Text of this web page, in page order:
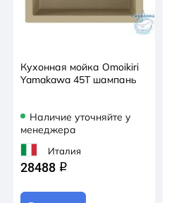
Кухонная мойка Omoikiri
Yamakawa 45T шампань
Наличие уточняйте у
менеджера
Италия
28488 q